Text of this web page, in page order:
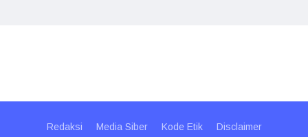
Redaksi Media Siber Kode Etik Disclaimer